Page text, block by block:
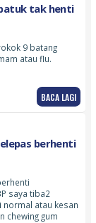
tak henti
9 batang
atau flu.
BACA LAGI
berhenti
saya tiba2
atau kesan
chewing gum